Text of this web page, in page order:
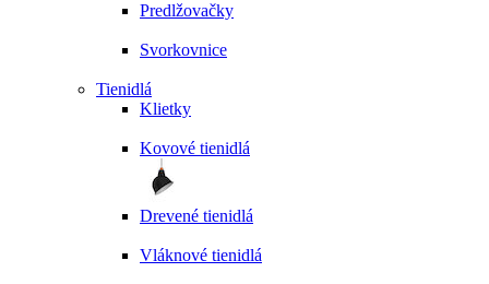
Predlžovačky
Svorkovnice
Tienidlá
Klietky
Kovové tienidlá
Drevené tienidlá
Vláknové tienidlá